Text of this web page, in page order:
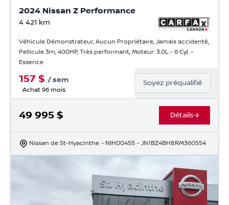
2024 Nissan Z Performance
4 421 km
Véhicule Démonstrateur, Aucun Propriétaire, Jamais accidenté,
Pellicule 3m, 400HP, Très performant, Moteur: 3.0L - 6 Cyl. -
Essence
157 $ /sem
Achat 96 mois
Soyez préqualifié
49 995 $ Détails
Nissan de St-Hyacinthe - NIH00455 - JN1BZ4BH8RM360554